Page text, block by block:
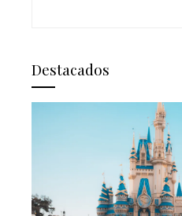
Destacados